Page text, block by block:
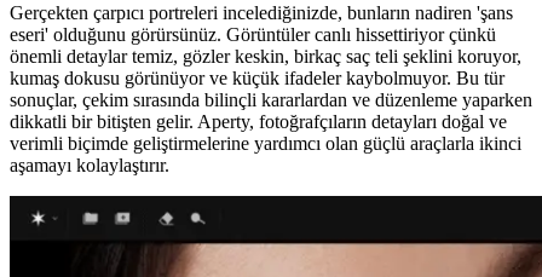
Gerçekten çarpıcı portreleri incelediğinizde, bunların nadiren 'şans
eseri' olduğunu görürsünüz. Görüntüler canlı hissettiriyor çünkü
önemli detaylar temiz, gözler keskin, birkaç saç teli şeklini koruyor,
kumaş dokusu görünüyor ve küçük ifadeler kaybolmuyor. Bu tür
sonuçlar, çekim sırasında bilinçli kararlardan ve düzenleme yaparken
dikkatli bir bitişten gelir. Aperty, fotoğrafçıların detayları doğal ve
verimli biçimde geliştirmelerine yardımcı olan güçlü araçlarla ikinci
aşamayı kolaylaştırır.